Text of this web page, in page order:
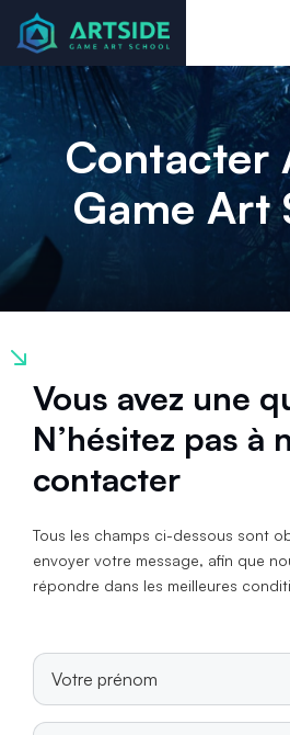
Contacter
Game Art
Vous avez une
N’hésitez pas à
contacter
Tous les champs ci-dessous sont
envoyer votre message, afin que
répondre dans les meilleures